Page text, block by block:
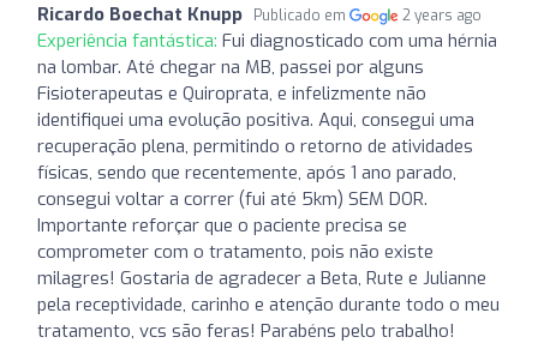
Ricardo Boechat Knupp Publicado em 2 years ago
Experiência fantástica: Fui diagnosticado com uma hérnia
na lombar. Até chegar na MB, passei por alguns
Fisioterapeutas e Quiroprata, e infelizmente não
identifiquei uma evolução positiva. Aqui, consegui uma
recuperação plena, permitindo o retorno de atividades
físicas, sendo que recentemente, após 1 ano parado,
consegui voltar a correr (fui até 5km) SEM DOR.
Importante reforçar que o paciente precisa se
comprometer com o tratamento, pois não existe
milagres! Gostaria de agradecer a Beta, Rute e Julianne
pela receptividade, carinho e atenção durante todo o meu
tratamento, vcs são feras! Parabéns pelo trabalho!